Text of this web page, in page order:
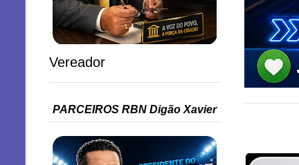
Vereador
PARCEIROS RBN Digão Xavier